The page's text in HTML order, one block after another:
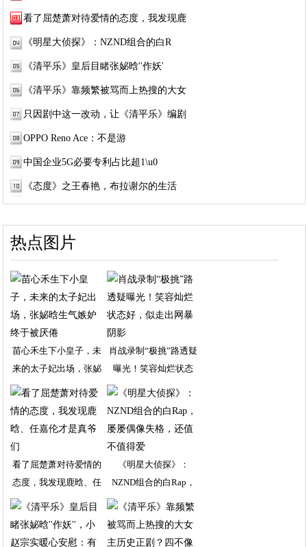
看了屈楚萧对待爱情的态度，我发现鹿
《明星大侦探》：NZND组合的白R
《清平乐》皇后目睹张妼晗''作妖'
《清平乐》靠频繁被骂而上热搜的大女
只因剧中这一改动，让《清平乐》编剧
OPPO Reno Ace：不是游
中国企业5G必要专利占比超1\u0
《态度》之王春艳，布拉谢尔的生活
热点图片
苗心禾生下小皇子，未
来的太子妃出场，张妼
肖战录制“极挑”路透疑
曝光！笑容灿烂状态
看了屈楚萧对待爱情的
态度，我发现鹿晗、任
《明星大侦探》：
NZND组合的白Rap，